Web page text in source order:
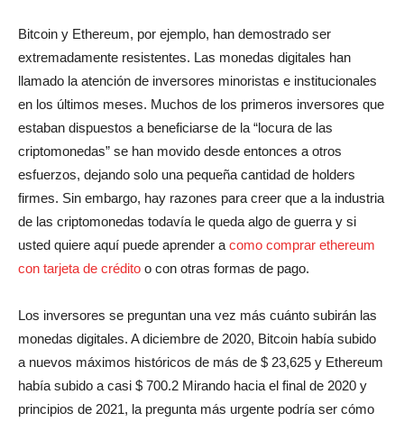
Bitcoin y Ethereum, por ejemplo, han demostrado ser
extremadamente resistentes. Las monedas digitales han
llamado la atención de inversores minoristas e institucionales
en los últimos meses. Muchos de los primeros inversores que
estaban dispuestos a beneficiarse de la “locura de las
criptomonedas” se han movido desde entonces a otros
esfuerzos, dejando solo una pequeña cantidad de holders
firmes. Sin embargo, hay razones para creer que a la industria
de las criptomonedas todavía le queda algo de guerra y si
usted quiere aquí puede aprender a como comprar ethereum
con tarjeta de crédito o con otras formas de pago.
Los inversores se preguntan una vez más cuánto subirán las
monedas digitales. A diciembre de 2020, Bitcoin había subido
a nuevos máximos históricos de más de $ 23,625 y Ethereum
había subido a casi $ 700.2 Mirando hacia el final de 2020 y
principios de 2021, la pregunta más urgente podría ser cómo